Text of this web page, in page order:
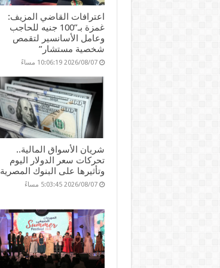
اعترافات القاضي المزيف:
غمزة بـ”100 جنيه للحاجب
وعامل الأسانسير لتقمص
شخصية مستشار”
2026/08/07 10:06:19 مساءً
شريان الأسواق المالية..
تحركات سعر الدولار اليوم
وتأثيرها على البنوك المصرية
2026/08/07 5:03:45 مساءً